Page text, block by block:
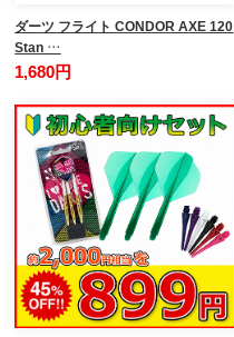
ダーツ フライト CONDOR AXE 120
Stan …
1,680円